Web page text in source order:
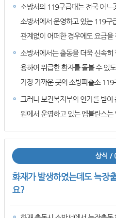
소방서의 119구급대는 전국 어느
소방서에서 운영하고 있는 119구
관계없이 어떠한 경우에도 요금을
소방서에서는 출동을 더욱 신속
용하여 위급한 환자를 돌볼 수 있
가장 가까운 곳의 소방파출소
그러나 보건복지부의 인가를 받
원에서 운영하고 있는 엠블란스는
상식 /
화재가 발생하였는데도 늑장
요?